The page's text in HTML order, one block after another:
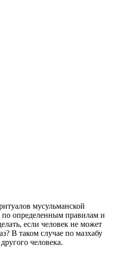
мусульманской
определенным правилам и
если человек не может
В таком случае по мазхабу
человека.